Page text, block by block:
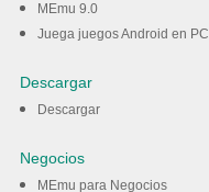
MEmu 9.0
Juega juegos Android en PC
Descargar
Descargar
Negocios
MEmu para Negocios